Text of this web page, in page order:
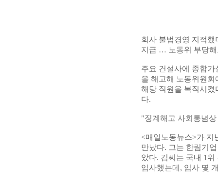
회사 불법경영 지적했
지급 … 노동위 부당
주요 건설사에 종합
을 해고해 노동위원
해당 직원을 복직시
다.
"징계해고 사회통념
<매일노동뉴스>가 지
만났다. 그는 한림기
았다. 김씨는 국내 1
입사했는데, 입사 몇